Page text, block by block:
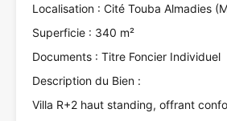
Localisation : Cité Touba Almadies
Superficie : 340 m²
Documents : Titre Foncier Individuel
Description du Bien :
Villa R+2 haut standing, offrant